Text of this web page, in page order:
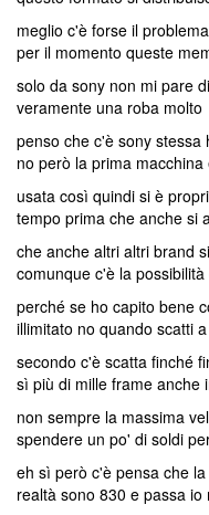
meglio c'è forse il
per il momento queste
solo da sony non mi pare
veramente una roba molto
penso che c'è sony stessa
no però la prima macchina
usata così quindi si è
tempo prima che anche si
che anche altri altri brand
comunque c'è la
perché se ho capito bene
illimitato no quando scatti
secondo c'è scatta finché
sì più di mille frame anche
non sempre la massima
spendere un po' di soldi
eh sì però c'è pensa che
realtà sono 830 e passa io